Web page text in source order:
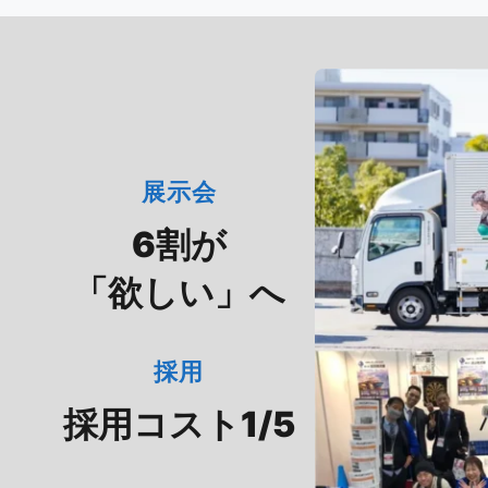
展示会
6割が
「欲しい」へ
採用
採用コスト1/5